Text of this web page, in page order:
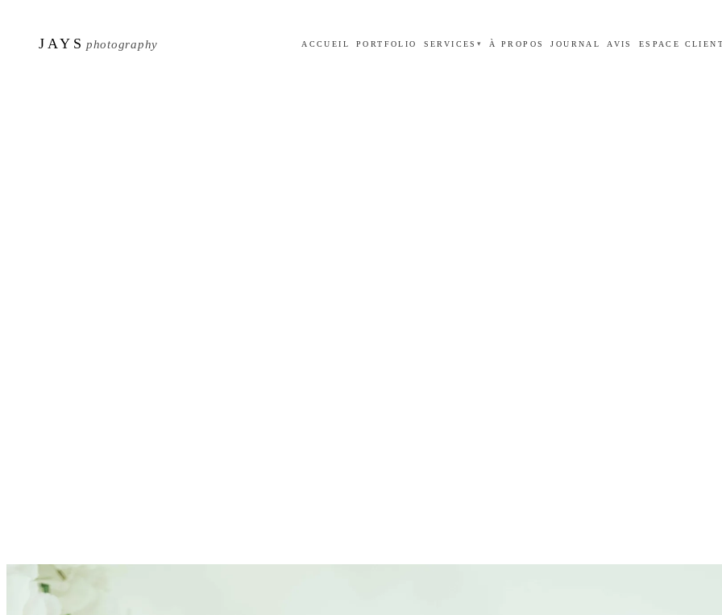
JAYS photography ACCUEIL PORTFOLIO SERVICES ▾ À PROPOS JOURNAL AVIS ESPACE